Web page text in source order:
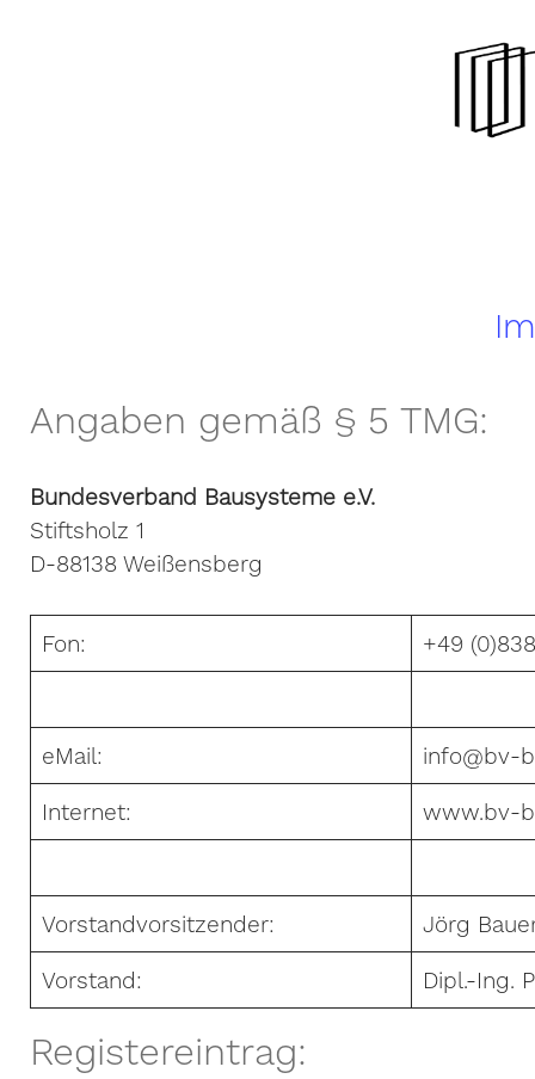
Angaben gemäß § 5 TMG:
Bundesverband Bausysteme e.V.
Stiftsholz 1
D-88138 Weißensberg
Fon: +49
eMail:
info@bv-
Internet:
www.bv-
Vorstandvorsitzender:
Jörg
Vorstand:
Dipl.-Ing.
Registereintrag: